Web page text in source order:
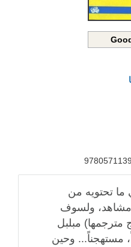
ما تحتويه من
مشاهد، ولسوف
مترجمها) مبلبل
مستهجناً... وحين